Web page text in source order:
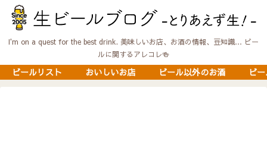
I'm on a quest for the best drink. 美味しいお店、お酒の情報、豆知識… ビー
ルに関するアレコレ🍻
ビールリスト おいしいお店 ビール以外のお酒 ビ